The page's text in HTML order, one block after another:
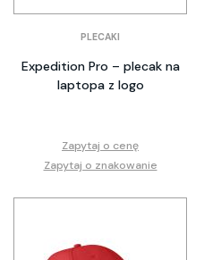
PLECAKI
Expedition Pro – plecak na
laptopa z logo
Zapytaj o cenę
Zapytaj o znakowanie